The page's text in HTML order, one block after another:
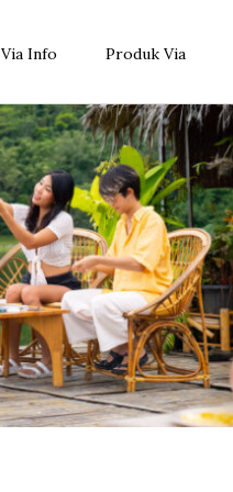
Via Info Produk Via